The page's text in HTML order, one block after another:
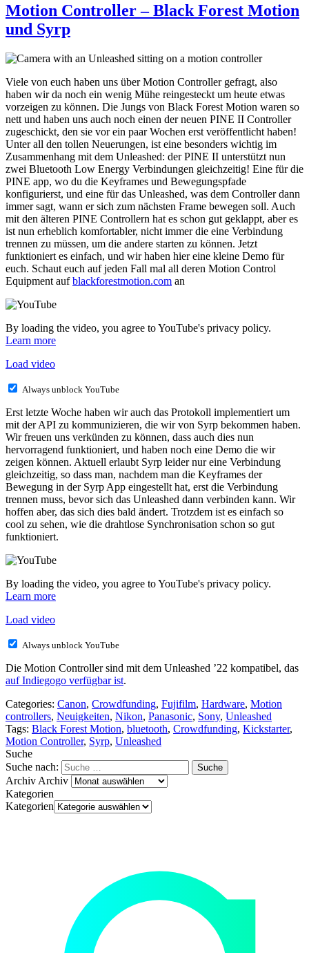
Motion Controller – Black Forest Motion
und Syrp
Viele von euch haben uns über Motion Controller gefragt, also
haben wir da noch ein wenig Mühe reingesteckt um heute etwas
vorzeigen zu können. Die Jungs von Black Forest Motion waren so
nett und haben uns auch noch einen der neuen PINE II Controller
zugeschickt, den sie vor ein paar Wochen erst veröffentlicht haben!
Unter all den tollen Neuerungen, ist eine besonders wichtig im
Zusammenhang mit dem Unleashed: der PINE II unterstützt nun
zwei Bluetooth Low Energy Verbindungen gleichzeitig! Eine für die
PINE app, wo du die Keyframes und Bewegungspfade
konfigurierst, und eine für das Unleashed, was dem Controller dann
immer sagt, wann er sich zum nächsten Frame bewegen soll. Auch
mit den älteren PINE Controllern hat es schon gut geklappt, aber es
ist nun erheblich komfortabler, nicht immer die eine Verbindung
trennen zu müssen, um die andere starten zu können. Jetzt
funktioniert es einfach, und wir haben hier eine kleine Demo für
euch. Schaut euch auf jeden Fall mal all deren Motion Control
Equipment aufblackforestmotion.com an
By loading the video, you agree to YouTube's privacy policy.
Learn more
Load video
Always unblock YouTube
Erst letzte Woche haben wir auch das Protokoll implementiert um
mit der API zu kommunizieren, die wir von Syrp bekommen haben.
Wir freuen uns verkünden zu können, dass auch dies nun
hervorragend funktioniert, und haben noch eine Demo die wir
zeigen können. Aktuell erlaubt Syrp leider nur eine Verbindung
gleichzeitig, so dass man, nachdem man die Keyframes der
Bewegung in der Syrp App eingestellt hat, erst die Verbindung
trennen muss, bevor sich das Unleashed dann verbinden kann. Wir
hoffen aber, das sich dies bald ändert. Trotzdem ist es einfach so
cool zu sehen, wie die drahtlose Synchronisation schon so gut
funktioniert.
By loading the video, you agree to YouTube's privacy policy.
Learn more
Load video
Always unblock YouTube
Die Motion Controller sind mit dem Unleashed ’22 kompatibel, das
auf Indiegogo verfügbar ist.
Categories: Canon, Crowdfunding, Fujifilm, Hardware, Motion
controllers, Neuigkeiten, Nikon, Panasonic, Sony, Unleashed
Tags: Black Forest Motion, bluetooth, Crowdfunding, Kickstarter,
Motion Controller, Syrp, Unleashed
Suche
Suche nach:
Archiv Archiv
Kategorien
Kategorien